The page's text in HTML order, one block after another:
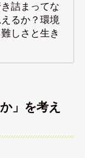
き詰まってな
るか？環境
しさと生き
」を考え